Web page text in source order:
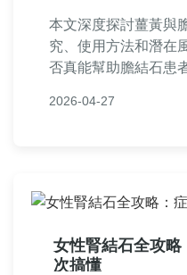
本文深度探討薑黃與
究、使用方法和潛在
否真能幫助膽結石患
免虛假信息，適合尋
2026-04-27
女性腎結石全攻
次搞懂